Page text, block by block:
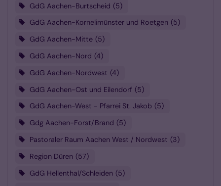
GdG Aachen-Burtscheid 5
GdG Aachen-Kornelimünster und Roetgen
5
GdG Aachen-Mitte 5
GdG Aachen-Nord 4
GdG Aachen-Nordwest 4
GdG Aachen-Ost und Eilendorf 5
GdG Aachen-West - Pfarrei St. Jakob
5
Gdg Aachen-Forst/Brand 5
Pastoraler Raum Aachen West / Nordwest 3
Region Düren 57
GdG Hellenthal/Schleiden 5